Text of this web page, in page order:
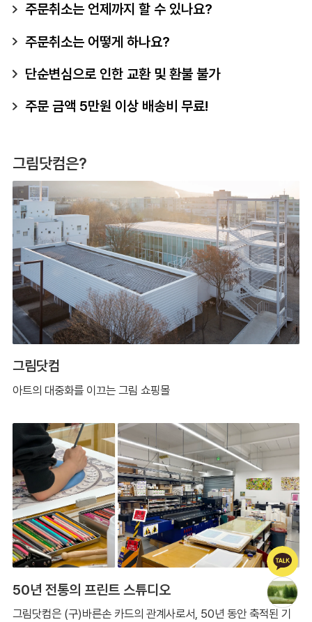
주문취소는 언제까지 할 수 있나요?
주문취소는 어떻게 하나요?
단순변심으로 인한 교환 및 환불 불가
주문 금액 5만원 이상 배송비 무료!
그림닷컴은?
그림닷컴
아트의 대중화를 이끄는 그림 쇼핑몰
50년 전통의 프린트 스튜디오
그림닷컴은 (구)바른손 카드의 관계사로서, 50년 동안 축적된 기